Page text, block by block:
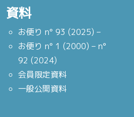
資料
お便り n° 93 (2025) –
お便り n° 1 (2000) – n°
92 (2024)
会員限定資料
一般公開資料